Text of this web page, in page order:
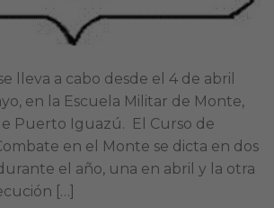
lleva a cabo desde el 4 de abril
en la Escuela Militar de Monte,
Puerto Iguazú. El Curso de
en el Monte se dicta en dos
el año, una en abril y la otra
[…]